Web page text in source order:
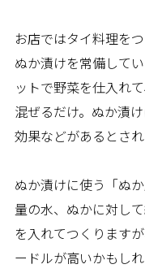
お店ではタイ料理を
ぬか漬けを常備して
ットで野菜を仕入れ
混ぜるだけ。ぬか漬
効果などがあるとされ
ぬか漬けに使う「ぬ
量の水、ぬかに対し
を入れてつくります
ードルが高いかもし